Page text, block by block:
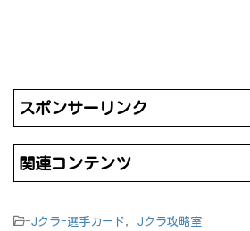
スポンサーリンク
関連コンテンツ
-Jクラ-選手カード , Jクラ攻略室